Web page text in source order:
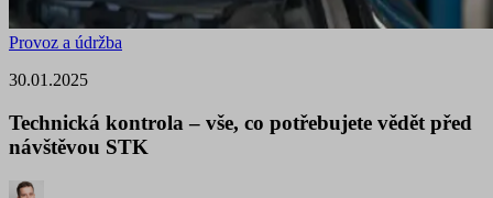
Provoz a údržba
30.01.2025
Technická kontrola – vše, co potřebujete vědět před
návštěvou STK